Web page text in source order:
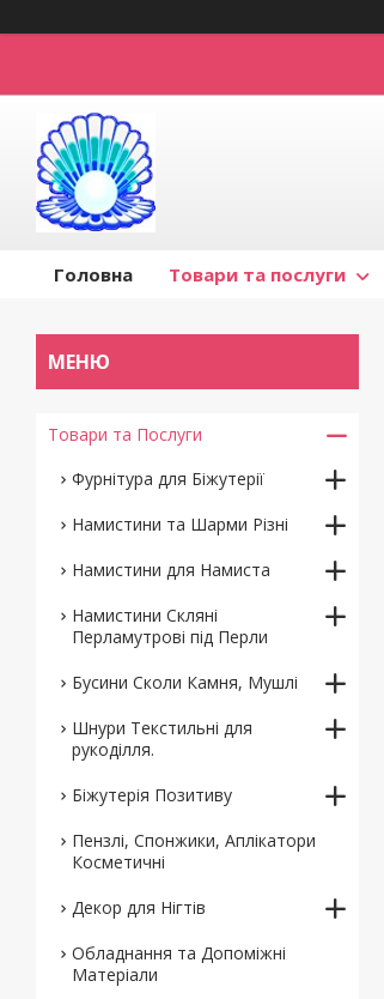
Головна Товари та послуги
Товари та Послуги
Фурнітура для Біжутерії
Намистини та Шарми Різні
Намистини для Намиста
Намистини Скляні
Перламутрові під Перли
Бусини Сколи Камня, Мушлі
Шнури Текстильні для
рукоділля.
Біжутерія Позитиву
Пензлі, Спонжики, Аплікатори
Косметичні
Декор для Нігтів
Обладнання та Допоміжні
Матеріали